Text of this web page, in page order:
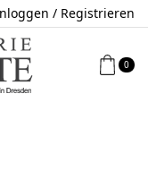
/ Registrieren
0